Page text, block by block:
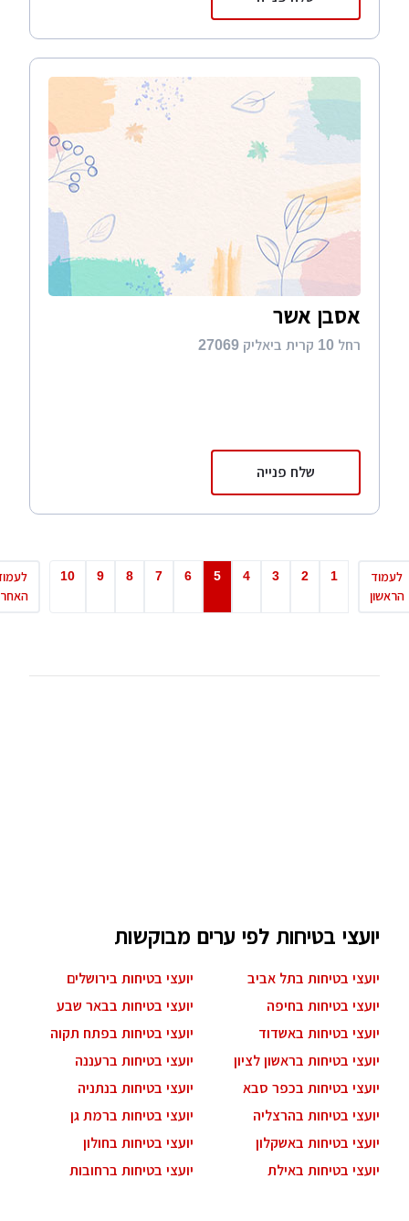
אסבן אשר
רחל 10 קרית ביאליק 27069
שלח פנייה
לעמוד
האחרון
יועצי בטיחות לפי ערים מבוקשות
יועצי בטיחות בתל אביב
יועצי בטיחות בירושלים
יועצי בטיחות בחיפה
יועצי בטיחות בבאר שבע
יועצי בטיחות באשדוד
יועצי בטיחות בפתח תקוה
יועצי בטיחות בראשון לציון
יועצי בטיחות ברעננה
יועצי בטיחות בכפר סבא
יועצי בטיחות בנתניה
יועצי בטיחות בהרצליה
יועצי בטיחות ברמת גן
יועצי בטיחות באשקלון
יועצי בטיחות בחולון
יועצי בטיחות באילת
יועצי בטיחות ברחובות